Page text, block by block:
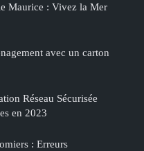
Maurice : Vivez la Mer
avec un carton
Réseau Sécurisée
en 2023
: Erreurs